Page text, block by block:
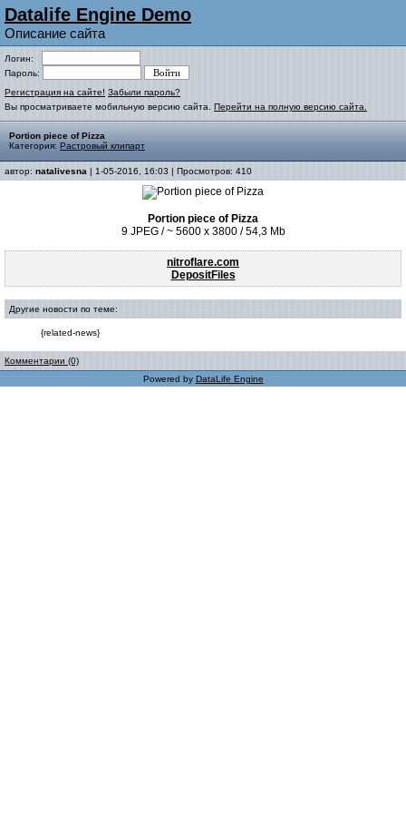
Datalife Engine Demo
Описание сайта
Логин:
Пароль:
Регистрация на сайте! Забыли пароль?
Вы просматриваете мобильную версию сайта. Перейти на полную версию сайта.
Portion piece of Pizza
Категория: Растровый клипарт
автор: natalivesna | 1-05-2016, 16:03 | Просмотров: 410
Portion piece of Pizza
9 JPEG / ~ 5600 x 3800 / 54,3 Mb
nitroflare.com
DepositFiles
Другие новости по теме:
{related-news}
Комментарии (0)
Powered by DataLife Engine